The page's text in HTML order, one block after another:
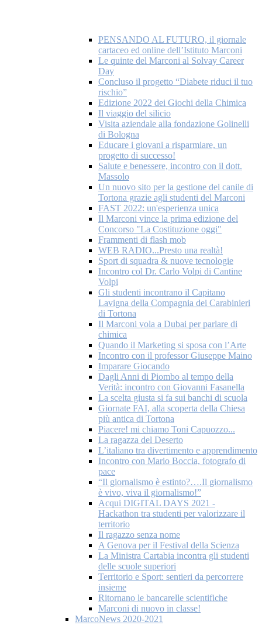
PENSANDO AL FUTURO, il giornale
cartaceo ed online dell’Istituto Marconi
Le quinte del Marconi al Solvay Career
Day
Concluso il progetto “Diabete riduci il tuo
rischio”
Edizione 2022 dei Giochi della Chimica
Il viaggio del silicio
Visita aziendale alla fondazione Golinelli
di Bologna
Educare i giovani a risparmiare, un
progetto di successo!
Salute e benessere, incontro con il dott.
Massolo
Un nuovo sito per la gestione del canile di
Tortona grazie agli studenti del Marconi
FAST 2022: un'esperienza unica
Il Marconi vince la prima edizione del
Concorso "La Costituzione oggi"
Frammenti di flash mob
WEB RADIO...Presto una realtà!
Sport di squadra & nuove tecnologie
Incontro col Dr. Carlo Volpi di Cantine
Volpi
Gli studenti incontrano il Capitano
Lavigna della Compagnia dei Carabinieri
di Tortona
Il Marconi vola a Dubai per parlare di
chimica
Quando il Marketing si sposa con l’Arte
Incontro con il professor Giuseppe Maino
Imparare Giocando
Dagli Anni di Piombo al tempo della
Verità: incontro con Giovanni Fasanella
La scelta giusta si fa sui banchi di scuola
Giornate FAI, alla scoperta della Chiesa
più antica di Tortona
Piacere! mi chiamo Toni Capuozzo...
La ragazza del Deserto
L’italiano tra divertimento e apprendimento
Incontro con Mario Boccia, fotografo di
pace
“Il giornalismo è estinto?….Il giornalismo
è vivo, viva il giornalismo!”
Acqui DIGITAL DAYS 2021 -
Hackathon tra studenti per valorizzare il
territorio
Il ragazzo senza nome
A Genova per il Festival della Scienza
La Ministra Cartabia incontra gli studenti
delle scuole superiori
Territorio e Sport: sentieri da percorrere
insieme
Ritornano le bancarelle scientifiche
Marconi di nuovo in classe!
MarcoNews 2020-2021